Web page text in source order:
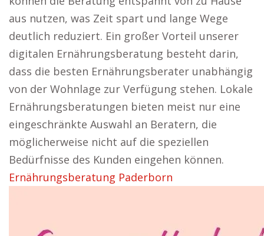
aus nutzen, was Zeit spart und lange Wege
deutlich reduziert. Ein großer Vorteil unserer
digitalen Ernährungsberatung besteht darin,
dass die besten Ernährungsberater unabhängig
von der Wohnlage zur Verfügung stehen. Lokale
Ernährungsberatungen bieten meist nur eine
eingeschränkte Auswahl an Beratern, die
möglicherweise nicht auf die speziellen
Bedürfnisse des Kunden eingehen können.
Ernährungsberatung Paderborn